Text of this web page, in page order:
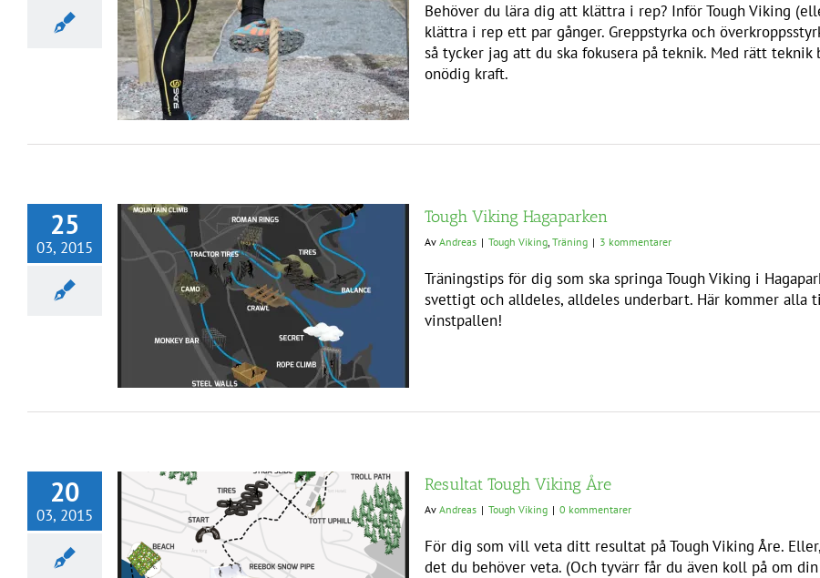
Behöver du lära dig att klättra i rep? Inför Tough Viking
klättra i rep ett par gånger. Greppstyrka och
så tycker jag att du ska fokusera på teknik. Med rätt
onödig kraft.
25
03, 2015
Tough Viking Hagaparken
Av Andreas | Tough Viking, Träning | 3 kommentarer
Träningstips för dig som ska springa Tough Viking i
svettigt och alldeles, alldeles underbart. Här kommer alla
vinstpallen!
20
03, 2015
Resultat Tough Viking Åre
Av Andreas | Tough Viking | 0 kommentarer
För dig som vill veta ditt resultat på Tough Viking Åre.
det du behöver veta. (Och tyvärr får du även koll på om